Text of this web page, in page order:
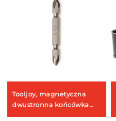
Tooljoy, magnetyczna
dwustronna końcówka
śrubokręta PH2 do